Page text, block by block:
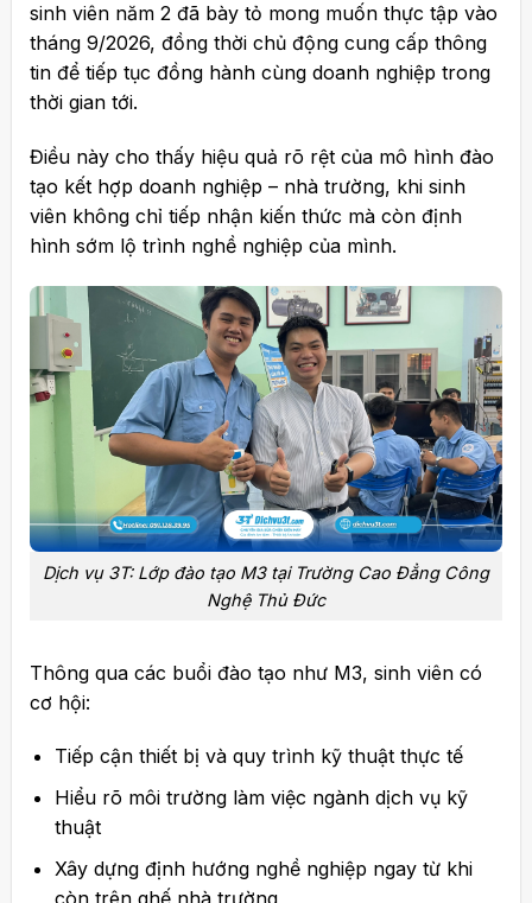
sinh viên năm 2 đã bày tỏ mong muốn thực tập vào
tháng 9/2026, đồng thời chủ động cung cấp thông
tin để tiếp tục đồng hành cùng doanh nghiệp trong
thời gian tới.
Điều này cho thấy hiệu quả rõ rệt của mô hình đào
tạo kết hợp doanh nghiệp – nhà trường, khi sinh
viên không chỉ tiếp nhận kiến thức mà còn định
hình sớm lộ trình nghề nghiệp của mình.
Dịch vụ 3T: Lớp đào tạo M3 tại Trường Cao Đẳng Công
Nghệ Thủ Đức
Thông qua các buổi đào tạo như M3, sinh viên có
cơ hội:
Tiếp cận thiết bị và quy trình kỹ thuật thực tế
Hiểu rõ môi trường làm việc ngành dịch vụ kỹ
thuật
Xây dựng định hướng nghề nghiệp ngay từ khi
còn trên ghế nhà trường